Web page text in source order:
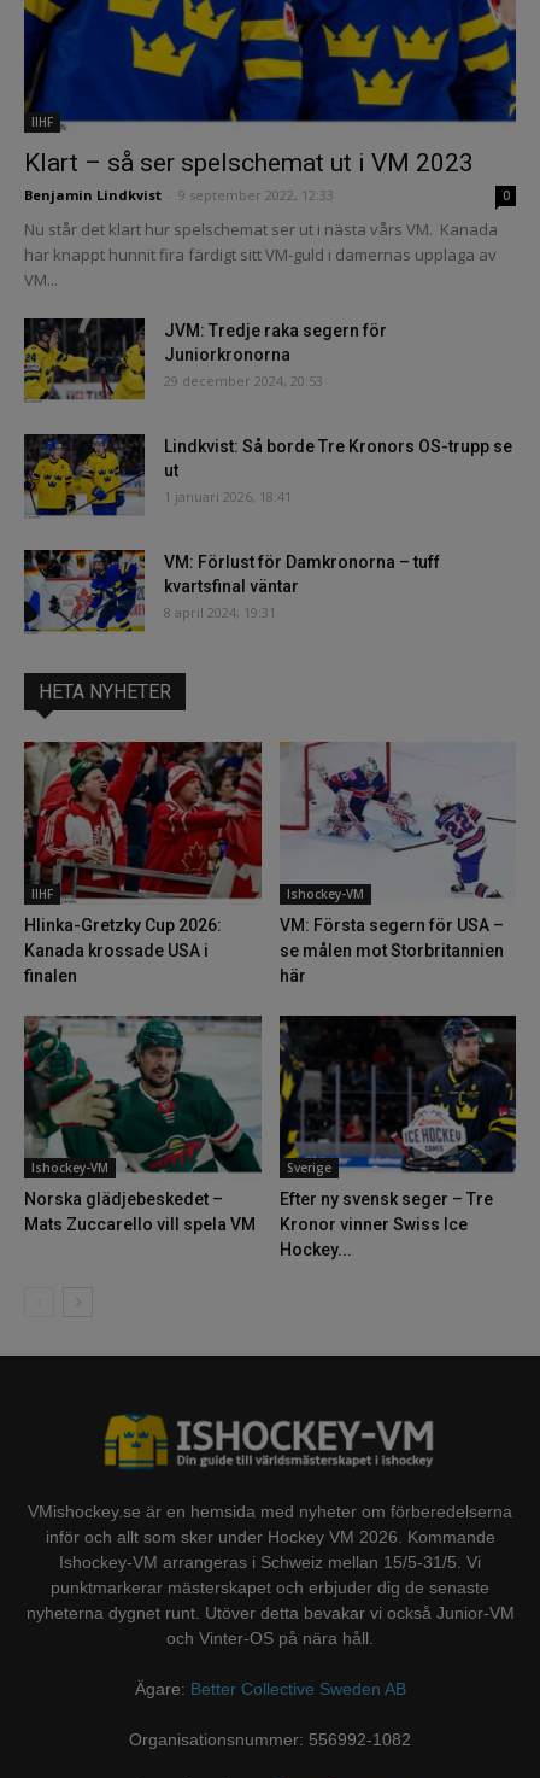
IIHF
Klart – så ser spelschemat ut i VM 2023
Benjamin Lindkvist 9 september 2022, 12:33 0
Nu står det klart hur spelschemat ser ut i nästa vårs VM. Kanada
har knappt hunnit fira färdigt sitt VM-guld i damernas upplaga av
VM...
JVM: Tredje raka segern för
Juniorkronorna
29 december 2024, 20:53
Lindkvist: Så borde Tre Kronors OS-trupp se
ut
1 januari 2026, 18:41
VM: Förlust för Damkronorna – tuff
kvartsfinal väntar
8 april 2024, 19:31
HETA NYHETER
IIHF
Hlinka-Gretzky Cup 2026:
Kanada krossade USA i
finalen
Ishockey-VM
VM: Första segern för USA –
se målen mot Storbritannien
här
Ishockey-VM
Norska glädjebeskedet –
Mats Zuccarello vill spela VM
Sverige
Efter ny svensk seger – Tre
Kronor vinner Swiss Ice
Hockey...
VMishockey.se är en hemsida med nyheter om förberedelserna
inför och allt som sker under Hockey VM 2026. Kommande
Ishockey-VM arrangeras i Schweiz mellan 15/5-31/5. Vi
punktmarkerar mästerskapet och erbjuder dig de senaste
nyheterna dygnet runt. Utöver detta bevakar vi också Junior-VM
och Vinter-OS på nära håll.
Ägare: Better Collective Sweden AB
Organisationsnummer: 556992-1082